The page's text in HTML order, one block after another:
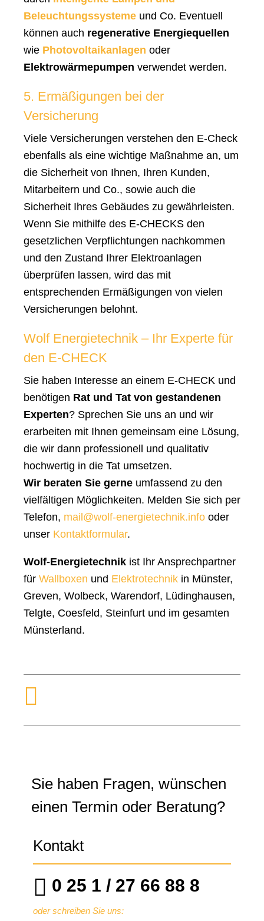
Beleuchtungssysteme und Co. Eventuell
können auch regenerative Energiequellen
wie Photovoltaikanlagen oder
Elektrowärmepumpen verwendet werden.
5. Ermäßigungen bei der
Versicherung
Viele Versicherungen verstehen den E-Check
ebenfalls als eine wichtige Maßnahme an, um
die Sicherheit von Ihnen, Ihren Kunden,
Mitarbeitern und Co., sowie auch die
Sicherheit Ihres Gebäudes zu gewährleisten.
Wenn Sie mithilfe des E-CHECKS den
gesetzlichen Verpflichtungen nachkommen
und den Zustand Ihrer Elektroanlagen
überprüfen lassen, wird das mit
entsprechenden Ermäßigungen von vielen
Versicherungen belohnt.
Wolf Energietechnik – Ihr Experte für
den E-CHECK
Sie haben Interesse an einem E-CHECK und
benötigen Rat und Tat von gestandenen
Experten? Sprechen Sie uns an und wir
erarbeiten mit Ihnen gemeinsam eine Lösung,
die wir dann professionell und qualitativ
hochwertig in die Tat umsetzen.
Wir beraten Sie gerne umfassend zu den
vielfältigen Möglichkeiten. Melden Sie sich per
Telefon, mail@wolf-energietechnik.info oder
unser Kontaktformular.
Wolf-Energietechnik ist Ihr Ansprechpartner
für Wallboxen und Elektrotechnik in Münster,
Greven, Wolbeck, Warendorf, Lüdinghausen,
Telgte, Coesfeld, Steinfurt und im gesamten
Münsterland.
Sie haben Fragen, wünschen
einen Termin oder Beratung?
Kontakt
0 25 1 / 27 66 88 8
oder schreiben Sie uns: